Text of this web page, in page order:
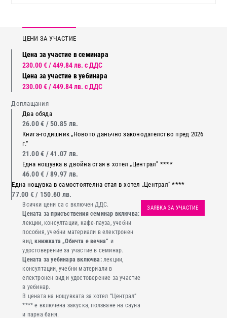
ЦЕНИ ЗА УЧАСТИЕ
Цена за участие в семинара
230.00 € / 449.84 лв. с ДДС
Цена за участие в уебинара
230.00 € / 449.84 лв. с ДДС
Доплащания
Два обяда
26.00 € / 50.85 лв.
Книга-годишник „Новото данъчно законодателство пред 2026
г.“
21.00 € / 41.07 лв.
Една нощувка в двойна стая в хотел „Централ” ****
46.00 € / 89.97 лв.
Една нощувка в самостоятелна стая в хотел „Централ“ ****
77.00 € / 150.60 лв.
Всички цени са с включен ДДС.
Цената за присъствения семинар включва:
лекции, консултации, кафе-пауза, учебни
пособия, учебни материали в електронен
вид,книжката „Обичта е вечна“ и
удостоверение за участие в семинар.
Цената за уебинара включва:лекции,
консултации, учебни материали в
електронен вид и удостоверение за участие
в уебинар.
В цената на нощувката за хотел “Централ”
**** е включена закуска, ползване на сауна
и парна баня.
ЗАЯВКА ЗА УЧАСТИЕ